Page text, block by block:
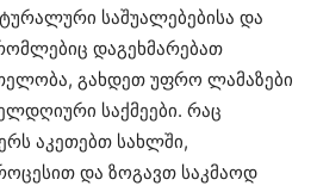
საშუალებებისა და
დაგეხმარებათ
გახდეთ უფრო ლამაზები
საქმეები. რაც
აკეთებთ სახლში,
და ზოგავთ საკმაოდ